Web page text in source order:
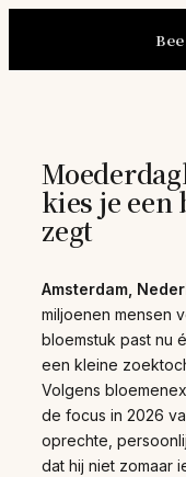
kies je een
zegt
Amsterdam,
miljoenen mensen
bloemstuk past nu
een kleine
Volgens
de focus in 2026
oprechte,
dat hij niet zomaar